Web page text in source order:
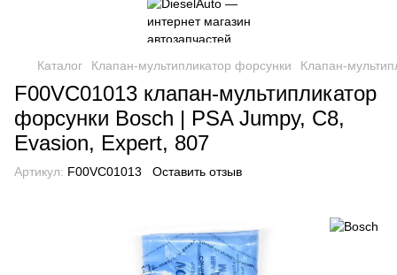
Каталог Клапан-мультипликатор форсунки Клапан-
F00VC01013 клапан-мультипликатор
форсунки Bosch | PSA Jumpy, C8,
Evasion, Expert, 807
Артикул: F00VC01013 Оставить отзыв